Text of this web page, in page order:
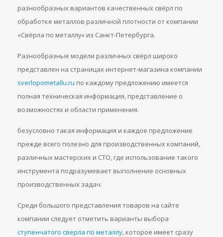
разнообразных вариантов качественных свёрл по
обработке металлов различной плотности от компании
«Свёрла по металлу» из Санкт-Петербурга.
Разнообразные модели различных свёрл широко
представлен на страницах интернет-магазина компании
sverlopometallu.ru по каждому предложению имеется
полная техническая информация, представление о
возможностях и области применения.
безусловно такая информация и каждое предложение
прежде всего полезно для производственных компаний,
различных мастерских и СТО, где использование такого
инструмента подразумевает выполнение основных
производственных задач.
Среди большого представления товаров на сайте
компании следует отметить варианты выбора
ступенчатого сверла по металлу, которое имеет сразу